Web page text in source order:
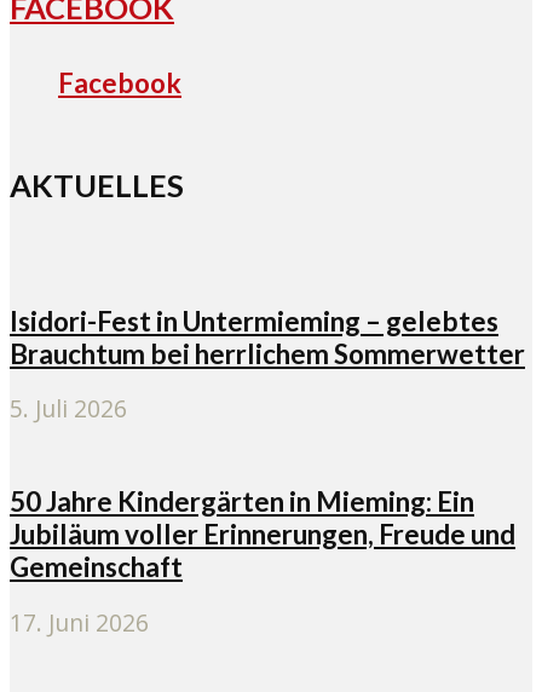
Facebook
AKTUELLES
Isidori-Fest in Untermieming – gelebtes
Brauchtum bei herrlichem Sommerwetter
5. Juli 2026
50 Jahre Kindergärten in Mieming: Ein
Jubiläum voller Erinnerungen, Freude und
Gemeinschaft
17. Juni 2026